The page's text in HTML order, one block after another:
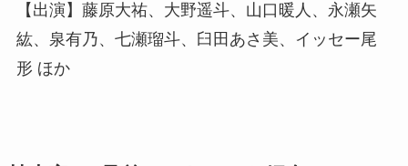
【出演】藤原大祐、大野遥斗、山口暖人、永瀬矢
紘、泉有乃、七瀬瑠斗、臼田あさ美、イッセー尾
形 ほか